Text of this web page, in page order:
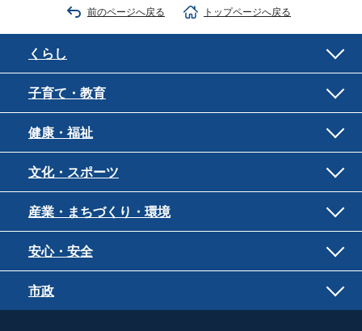
前のページへ戻る トップページへ戻る
くらし
子育て・教育
健康・福祉
文化・スポーツ
産業・まちづくり・環境
安心・安全
市政